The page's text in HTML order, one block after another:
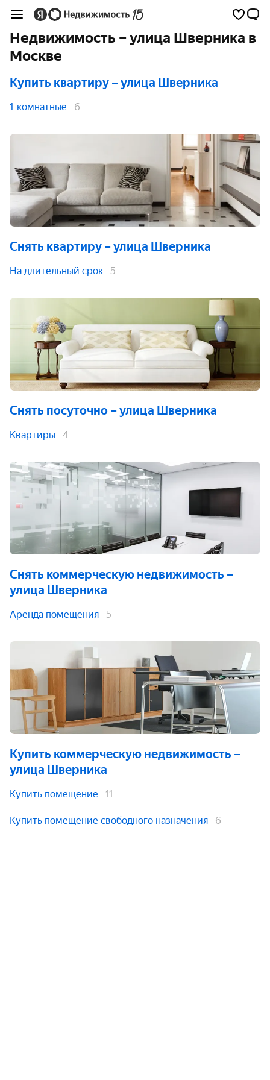
Недвижимость – улица Шверника в
Москве
Купить квартиру – улица Шверника
1-комнатные 6
Снять квартиру – улица Шверника
На длительный срок 5
Снять посуточно – улица Шверника
Квартиры 4
Снять коммерческую недвижимость –
улица Шверника
Аренда помещения 5
Купить коммерческую недвижимость –
улица Шверника
Купить помещение 11
Купить помещение свободного назначения 6